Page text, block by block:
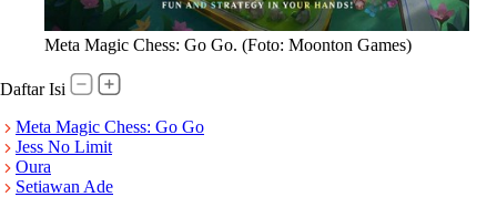
Meta Magic Chess: Go Go. (Foto: Moonton Games)
Daftar Isi
Meta Magic Chess: Go Go
Jess No Limit
Oura
Setiawan Ade